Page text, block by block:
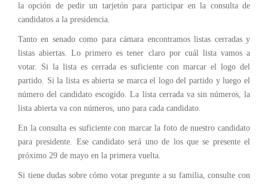
la opción de pedir un tarjetón para participar en la consulta de
candidatos a la presidencia.
Tanto en senado como para cámara encontramos listas cerradas y
listas abiertas. Lo primero es tener claro por cuál lista vamos a
votar. Si la lista es cerrada es suficiente con marcar el logo del
partido. Si la lista es abierta se marca el logo del partido y luego el
número del candidato escogido. La lista cerrada va sin números, la
lista abierta va con números, uno para cada candidato.
En la consulta es suficiente con marcar la foto de nuestro candidato
para presidente. Ese candidato será uno de los que se presente el
próximo 29 de mayo en la primera vuelta.
Si tiene dudas sobre cómo votar pregunte a su familia, consulte con